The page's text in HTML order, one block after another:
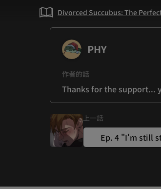
Divorced Succubus: The
PHY
作者的話
Thanks for the support...
上一話
Ep. 4 "I'm still